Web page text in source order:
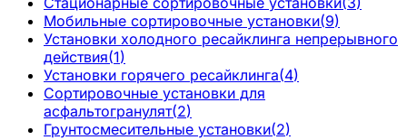
Мобильные сортировочные установки(9)
Установки холодного ресайклинга непрерывного
действия(1)
Установки горячего ресайклинга(4)
Сортировочные установки для
асфальтогранулят(2)
Грунтосмесительные установки(2)